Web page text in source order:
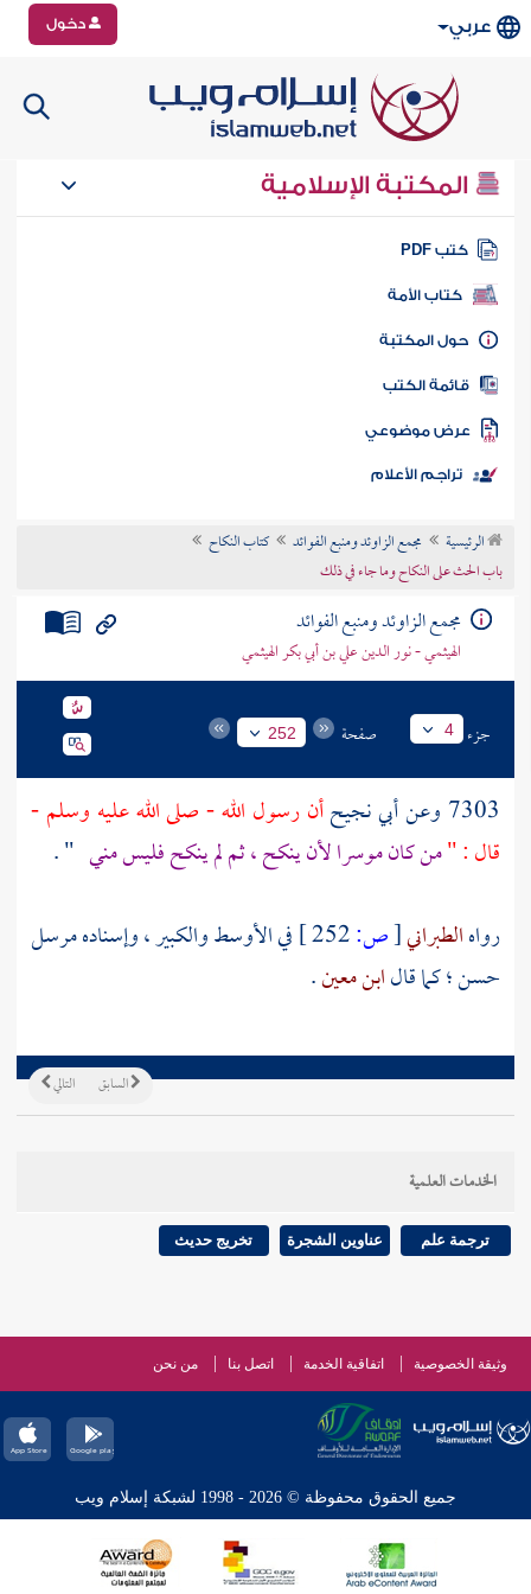
عربي دخول
المكتبة الإسلامية
كتب PDF
كتاب الأمة
المكتبة
الكتب
موضوعي
تراجم الأعلام
الرئيسية مجمع الزاوئد ومنبع الفوائد
كتاب النكاح
باب الحث على النكاح وما جاء في ذلك
مجمع الزاوئد ومنبع الفوائد
الهيثمي - نور الدين علي بن أبي بكر الهيثمي
جزء 4 صفحة 252
7303 وعن أبي نجيحأن رسول الله - صلى الله عليه وسلم -
قال : "من كان موسرا لأن ينكح ، ثم لم ينكح فليس مني " .
رواهالطبراني[ص:
في الأوسط والكبير ، وإسناده مرسل
حسن ؛ كما قالابن معين.
التالي السابق
الخدمات العلمية
ترجمة علم عناوين الشجرة تخريج حديث
وثيقة الخصوصية اتفاقية الخدمة اتصل بنا من نحن
جميع الحقوق محفوظة © 2026 - 1998 لشبكة إسلام ويب